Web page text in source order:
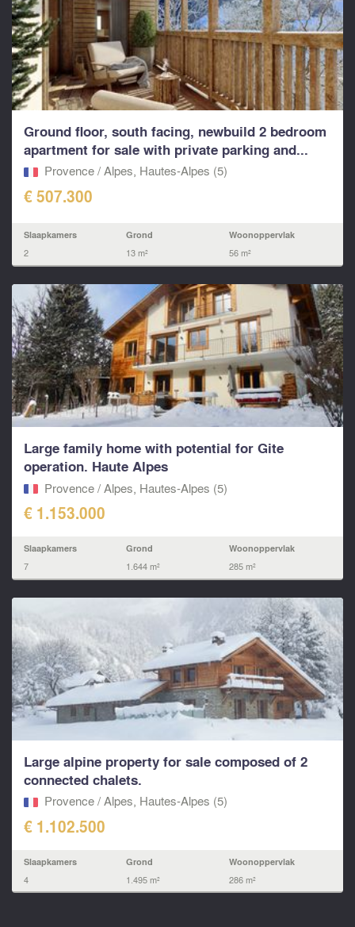
Ground floor, south facing, newbuild 2 bedroom
apartment for sale with private parking and...
Provence / Alpes, Hautes-Alpes (5)
€ 507.300
Slaapkamers
2
Grond
13 m²
Woonoppervlak
56 m²
Large family home with potential for Gite
operation. Haute Alpes
Provence / Alpes, Hautes-Alpes (5)
€ 1.153.000
Slaapkamers
7
Grond
1.644 m²
Woonoppervlak
285 m²
Large alpine property for sale composed of 2
connected chalets.
Provence / Alpes, Hautes-Alpes (5)
€ 1.102.500
Slaapkamers
4
Grond
1.495 m²
Woonoppervlak
286 m²